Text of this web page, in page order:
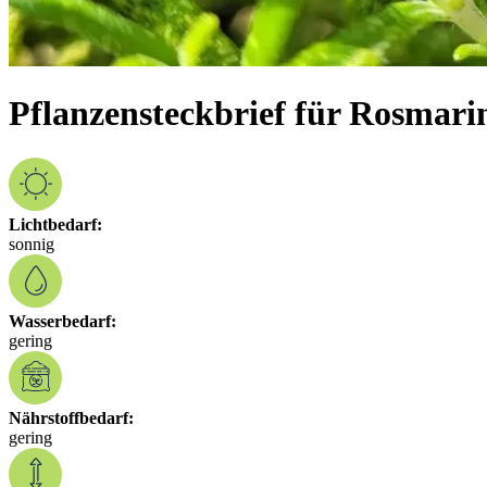
Pflanzensteckbrief für
Lichtbedarf:
sonnig
Wasserbedarf:
gering
Nährstoffbedarf:
gering